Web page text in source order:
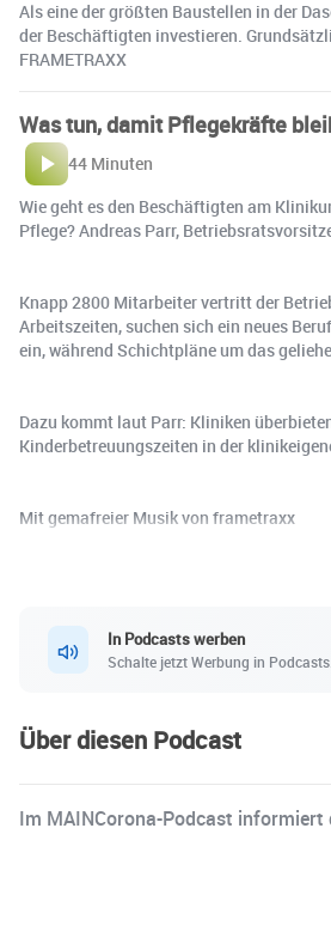
Als eine der größten Baustellen in der
der Beschäftigten investieren.
FRAMETRAXX
Was tun, damit Pflegekräfte
44 Minuten
Wie geht es den Beschäftigten am
Pflege? Andreas Parr,
Knapp 2800 Mitarbeiter vertritt der
Arbeitszeiten, suchen sich ein neues
ein, während Schichtpläne um das
Dazu kommt laut Parr: Kliniken
Kinderbetreuungszeiten in der
Mit gemafreier Musik von frametraxx
In Podcasts werben
Schalte jetzt Werbung in Podcasts.
Über diesen Podcast
Im MAINCorona-Podcast informiert